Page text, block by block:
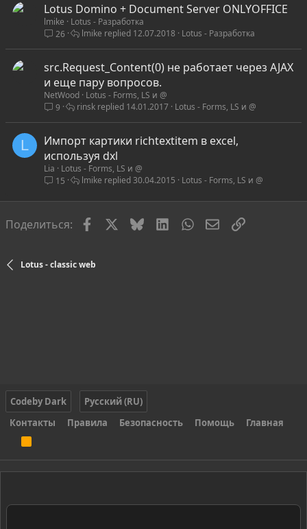
Lotus Domino + Document Server ONLYOFFICE
lmike
Lotus - Разработка
26
Lotus - Разработка
12.07.2018
lmike
src.Request_Content(0) не работает через AJAX
и еще пару вопросов.
NetWood Lotus - Forms, LS и @
9
Lotus - Forms, LS и @
14.01.2017
rinsk
L
Импорт картики richtextitem в excel,
используя dxl
Lia
Lotus - Forms, LS и @
15
Lotus - Forms, LS и @
30.04.2015
lmike
Поделиться: FacebookBlueskyLinkedInWhatsAppЭлектронная
Ссылка
Lotus - classic web
Codeby Dark
Русский (RU)
Контакты
Правила Безопасность Помощь Главная
S